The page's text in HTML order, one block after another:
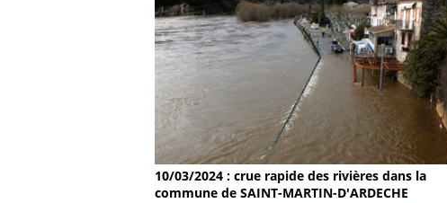
10/03/2024 : crue rapide des rivières dans la
commune de SAINT-MARTIN-D'ARDECHE